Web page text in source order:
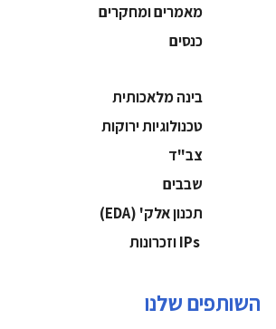
מאמרים ומחקרים
כנסים
בינה מלאכותית
‫טכנולוגיות ירוקות‬
‫צב"ד‬
‫שבבים‬
‫תכנון אלק' (‪(EDA‬‬
השותפים שלנו